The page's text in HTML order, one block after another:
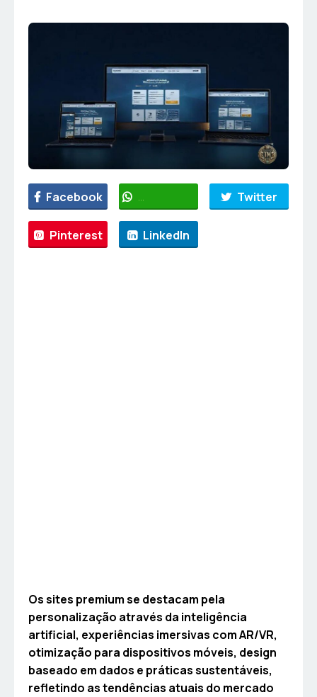
Facebook WhatsApp Twitter
Pinterest LinkedIn
Os sites premium se destacam pela
personalização através da inteligência
artificial, experiências imersivas com AR/VR,
otimização para dispositivos móveis, design
baseado em dados e práticas sustentáveis,
refletindo as tendências atuais do mercado